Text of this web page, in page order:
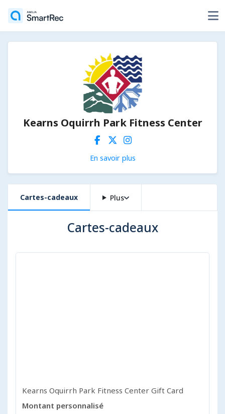
Kearns Oquirrh Park Fitness Center
En savoir plus
Cartes-cadeaux Plus
Cartes-cadeaux
Kearns Oquirrh Park Fitness Center Gift Card
Montant personnalisé